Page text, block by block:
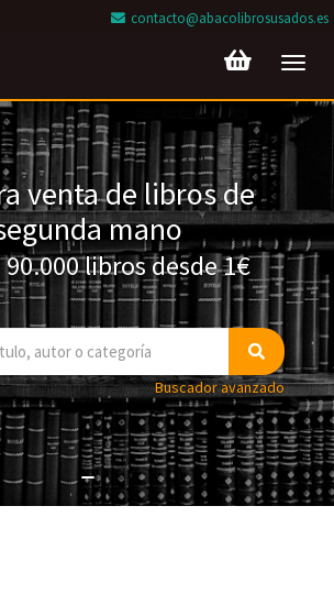
contacto@abacolibrosusados.es
venta de libros de
mano
90.000 libros desde 1€
Buscador avanzado